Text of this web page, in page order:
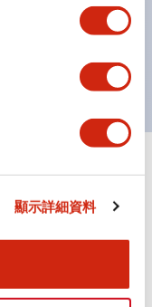
顯示詳細資料
顏色識別。
險或緊急狀況下，
。